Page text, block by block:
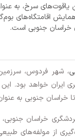
سرخ، به
اقامتگاه‌های
جنوبی است.
خواهد بود. این
خراسان جنوبی به
خراسان
از مولفه‌های